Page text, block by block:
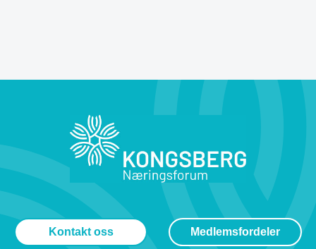
Kontakt oss Medlemsfordeler